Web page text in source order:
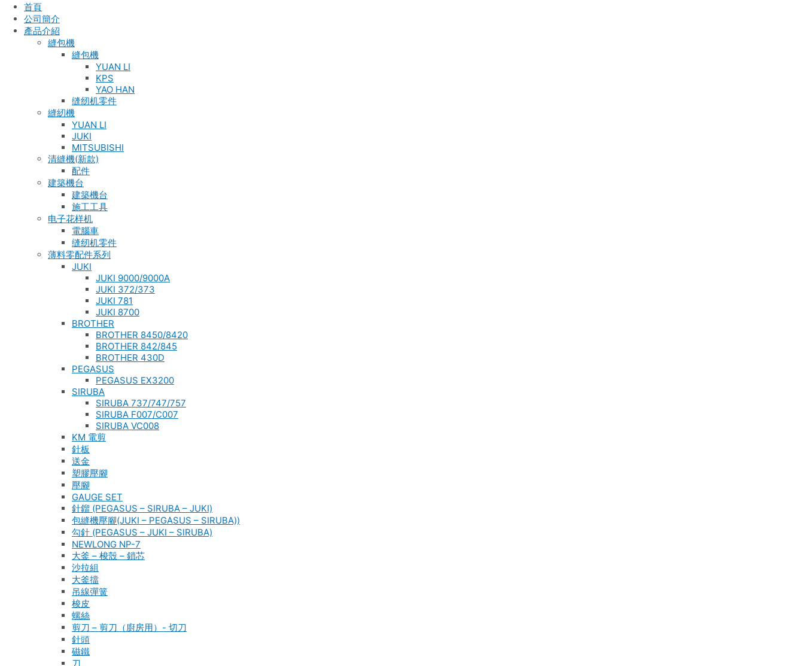
首頁
公司簡介
產品介紹
縫包機
縫包機
YUAN LI
KPS
YAO HAN
缝纫机零件
縫紉機
YUAN LI
JUKI
MITSUBISHI
清縫機(新款)
配件
建築機台
建築機台
施工工具
电子花样机
電腦車
缝纫机零件
薄料零配件系列
JUKI
JUKI 9000/9000A
JUKI 372/373
JUKI 781
JUKI 8700
BROTHER
BROTHER 8450/8420
BROTHER 842/845
BROTHER 430D
PEGASUS
PEGASUS EX3200
SIRUBA
SIRUBA 737/747/757
SIRUBA F007/C007
SIRUBA VC008
KM 電剪
針板
送金
塑膠壓腳
壓腳
GAUGE SET
針鎦 (PEGASUS – SIRUBA – JUKI)
包縫機壓腳(JUKI – PEGASUS – SIRUBA))
勾針 (PEGASUS – JUKI – SIRUBA)
NEWLONG NP-7
大釜 – 梭殼 – 鎖芯
沙拉組
大釜擋
吊線彈簧
梭皮
螺絲
剪刀 – 剪刀（廚房用）- 切刀
針頭
磁鐵
刀